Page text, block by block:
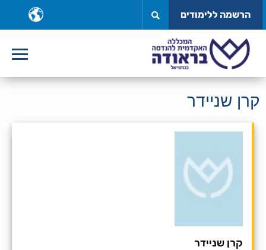
לתוכן
הרשמה ללימודים
קרן שניידר
קרן שניידר